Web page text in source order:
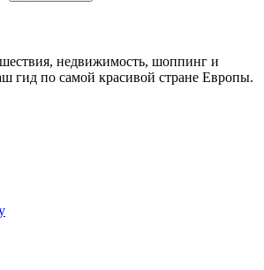
недвижимость, шоппинг и
гид по самой красивой стране Европы.